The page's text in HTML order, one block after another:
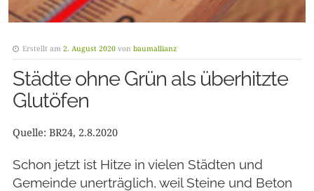
Erstellt am 2. August 2020 von baumallianz
Städte ohne Grün als überhitzte
Glutöfen
Quelle: BR24, 2.8.2020
Schon jetzt ist Hitze in vielen Städten und
Gemeinde unerträglich, weil Steine und Beton